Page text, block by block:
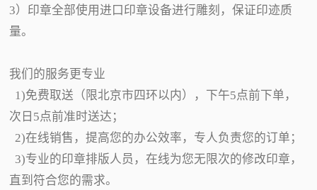
3）印章全部使用进口印章设备进行雕刻，保证印迹质
量。
我们的服务更专业
1)免费取送（限北京市四环以内），下午5点前下单，
次日5点前准时送达；
2)在线销售，提高您的办公效率，专人负责您的订单；
3)专业的印章排版人员，在线为您无限次的修改印章，
直到符合您的需求。